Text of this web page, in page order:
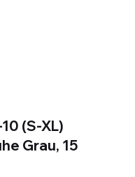
10 (S-XL)
Grau, 15